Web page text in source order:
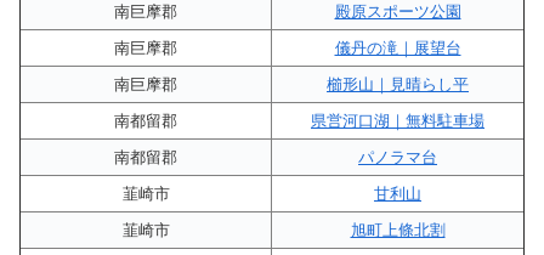
南巨摩郡
殿原スポーツ公園
南巨摩郡
儀丹の滝｜展望台
南巨摩郡
櫛形山｜見晴らし平
南都留郡
県営河口湖｜無料駐車場
南都留郡
パノラマ台
韮崎市
甘利山
韮崎市
旭町上條北割